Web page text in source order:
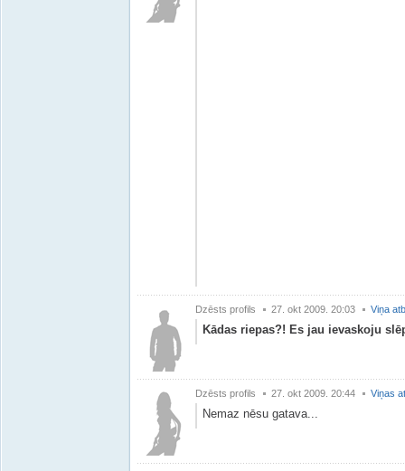
Dzēsts profils 27. okt 2009. 20:03 Viņa
Kādas riepas?! Es jau ievaskoju
Dzēsts profils 27. okt 2009. 20:44 Viņas
Nemaz nēsu gatava...